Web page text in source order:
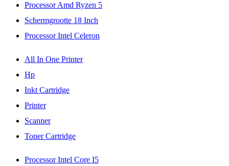
Processor Amd Ryzen 5
Schermgrootte 18 Inch
Processor Intel Celeron
All In One Printer
Hp
Inkt Cartridge
Printer
Scanner
Toner Cartridge
Processor Intel Core I5